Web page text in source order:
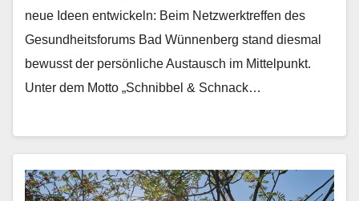
neue Ideen entwickeln: Beim Netzwerktreffen des
Gesundheitsforums Bad Wünnenberg stand diesmal
bewusst der persönliche Austausch im Mittelpunkt.
Unter dem Motto „Schnibbel & Schnack…